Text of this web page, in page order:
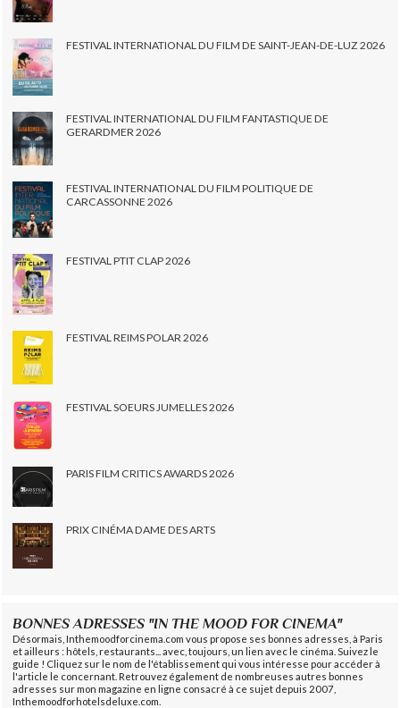
FESTIVAL INTERNATIONAL DU FILM DE SAINT-JEAN-DE-LUZ 2026
FESTIVAL INTERNATIONAL DU FILM FANTASTIQUE DE
GERARDMER 2026
FESTIVAL INTERNATIONAL DU FILM POLITIQUE DE
CARCASSONNE 2026
FESTIVAL PTIT CLAP 2026
FESTIVAL REIMS POLAR 2026
FESTIVAL SOEURS JUMELLES 2026
PARIS FILM CRITICS AWARDS 2026
PRIX CINÉMA DAME DES ARTS
BONNES ADRESSES "IN THE MOOD FOR CINEMA"
Désormais, Inthemoodforcinema.com vous propose ses bonnes adresses, à Paris
et ailleurs : hôtels, restaurants... avec, toujours, un lien avec le cinéma. Suivez le
guide ! Cliquez sur le nom de l'établissement qui vous intéresse pour accéder à
l'article le concernant. Retrouvez également de nombreuses autres bonnes
adresses sur mon magazine en ligne consacré à ce sujet depuis 2007,
Inthemoodforhotelsdeluxe.com.